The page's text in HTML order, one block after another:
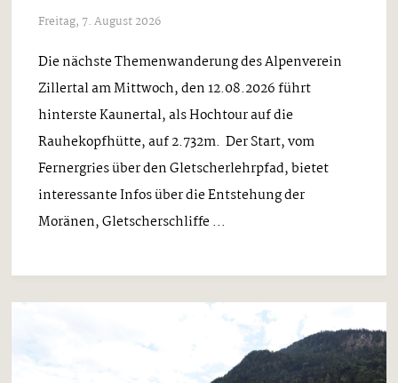
Freitag, 7. August 2026
Die nächste Themenwanderung des Alpenverein
Zillertal am Mittwoch, den 12.08.2026 führt
hinterste Kaunertal, als Hochtour auf die
Rauhekopfhütte, auf 2.732m. Der Start, vom
Fernergries über den Gletscherlehrpfad, bietet
interessante Infos über die Entstehung der
Moränen, Gletscherschliffe ...